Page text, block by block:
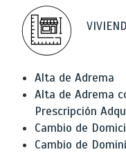
Alta de Adrema
Alta de Adrema
Prescripción
Cambio de
Cambio de